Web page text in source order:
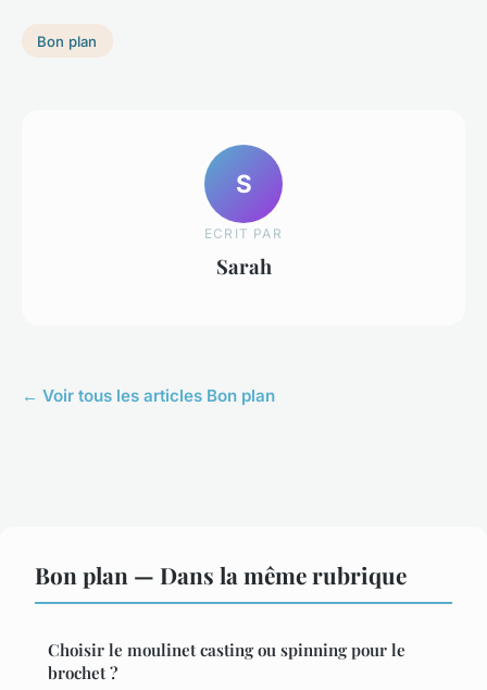
Bon plan
S
ECRIT PAR
Sarah
← Voir tous les articles Bon plan
Bon plan — Dans la même rubrique
Choisir le moulinet casting ou spinning pour le
brochet ?